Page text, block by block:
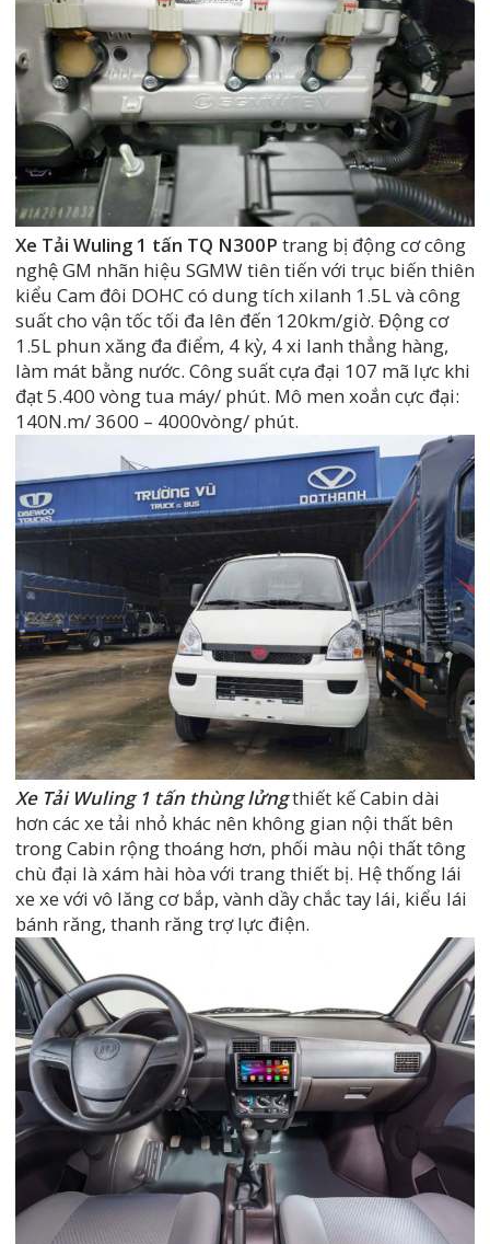
Xe Tải Wuling 1 tấn TQ N300P trang bị động cơ công
nghệ GM nhãn hiệu SGMW tiên tiến với trục biến thiên
kiểu Cam đôi DOHC có dung tích xilanh 1.5L và công
suất cho vận tốc tối đa lên đến 120km/giờ. Động cơ
1.5L phun xăng đa điểm, 4 kỳ, 4 xi lanh thẳng hàng,
làm mát bằng nước. Công suất cựa đại 107 mã lực khi
đạt 5.400 vòng tua máy/ phút. Mô men xoắn cực đại:
140N.m/ 3600 – 4000vòng/ phút.
Xe Tải Wuling 1 tấn thùng lửngthiết kế Cabin dài
hơn các xe tải nhỏ khác nên không gian nội thất bên
trong Cabin rộng thoáng hơn, phối màu nội thất tông
chù đại là xám hài hòa với trang thiết bị. Hệ thống lái
xe xe với vô lăng cơ bắp, vành dầy chắc tay lái, kiểu lái
bánh răng, thanh răng trợ lực điện.